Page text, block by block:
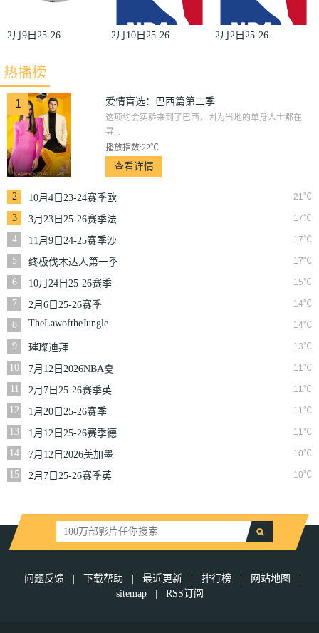
2月9日25-26
轮利物浦VS
曼城
2月10日25-26
掘金
2月2日25-26
猛龙
热播榜
1 爱情盲选：巴西篇第二季
这项约会实验来到了巴西，因为当地的单身人士都在
寻...
播放指数:22℃
查看详情
2 21℃
10月4日23-24赛季欧
冠小组赛第2轮那不
勒斯VS皇家马德里
3 17℃
3月23日25-26赛季法
甲第27轮雷恩VS梅斯
4 17℃
11月9日24-25赛季沙
联第10轮利雅得体育
VS利雅得胜利
5 17℃
终极伐木达人第一季
6
15℃
10月24日25-26赛季
NBA常规赛掘金VS
勇士
7 14℃
2月6日25-26赛季
NBA常规赛篮网VS
8 14℃
TheLawoftheJungle
9 13℃
璀璨迪拜
10
11℃
7月12日2026NBA夏
季联赛尼克斯VS马刺
11 11℃
2月7日25-26赛季英
超第25轮伯恩利VS西
汉姆联
12 11℃
1月20日25-26赛季
NBA常规赛快船VS
奇才
13 11℃
1月12日25-26赛季德
甲第16轮拜仁慕尼黑
VS沃尔夫斯堡
14 10℃
7月12日2026美加墨
世界杯四分之一决赛
挪威VS英格兰
15 10℃
2月7日25-26赛季英
问题反馈 下载帮助 最近更新 排行榜 网站地图
sitemap
RSS订阅